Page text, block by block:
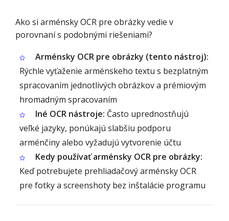
Ako si arménsky OCR pre obrázky vedie v
porovnaní s podobnými riešeniami?
Arménsky OCR pre obrázky (tento nástroj):
Rýchle vyťaženie arménskeho textu s bezplatným
spracovaním jednotlivých obrázkov a prémiovým
hromadným spracovaním
Iné OCR nástroje: Často uprednostňujú
veľké jazyky, ponúkajú slabšiu podporu
arménčiny alebo vyžadujú vytvorenie účtu
Kedy používať arménsky OCR pre obrázky:
Keď potrebujete prehliadačový arménsky OCR
pre fotky a screenshoty bez inštalácie programu